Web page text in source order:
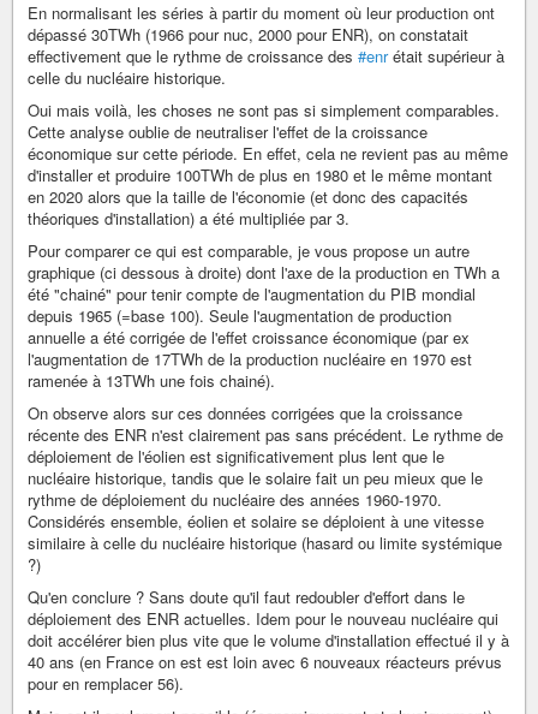
En normalisant les séries à partir du moment où leur production ont
dépassé 30TWh (1966 pour nuc, 2000 pour ENR), on constatait
effectivement que le rythme de croissance des #enrétait supérieur à
celle du nucléaire historique.
Oui mais voilà, les choses ne sont pas si simplement comparables.
Cette analyse oublie de neutraliser l'effet de la croissance
économique sur cette période. En effet, cela ne revient pas au même
d'installer et produire 100TWh de plus en 1980 et le même montant
en 2020 alors que la taille de l'économie (et donc des capacités
théoriques d'installation) a été multipliée par 3.
Pour comparer ce qui est comparable, je vous propose un autre
graphique (ci dessous à droite) dont l'axe de la production en TWh a
été "chainé" pour tenir compte de l'augmentation du PIB mondial
depuis 1965 (=base 100). Seule l'augmentation de production
annuelle a été corrigée de l'effet croissance économique (par ex
l'augmentation de 17TWh de la production nucléaire en 1970 est
ramenée à 13TWh une fois chainé).
On observe alors sur ces données corrigées que la croissance
récente des ENR n'est clairement pas sans précédent. Le rythme de
déploiement de l'éolien est significativement plus lent que le
nucléaire historique, tandis que le solaire fait un peu mieux que le
rythme de déploiement du nucléaire des années 1960-1970.
Considérés ensemble, éolien et solaire se déploient à une vitesse
similaire à celle du nucléaire historique (hasard ou limite systémique
?)
Qu'en conclure ? Sans doute qu'il faut redoubler d'effort dans le
déploiement des ENR actuelles. Idem pour le nouveau nucléaire qui
doit accélérer bien plus vite que le volume d'installation effectué il y à
40 ans (en France on est est loin avec 6 nouveaux réacteurs prévus
pour en remplacer 56).